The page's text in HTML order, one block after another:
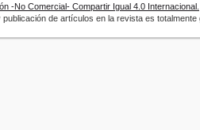
-No Comercial- Compartir Igual 4.0 Internacional.
de artículos en la revista es totalmente